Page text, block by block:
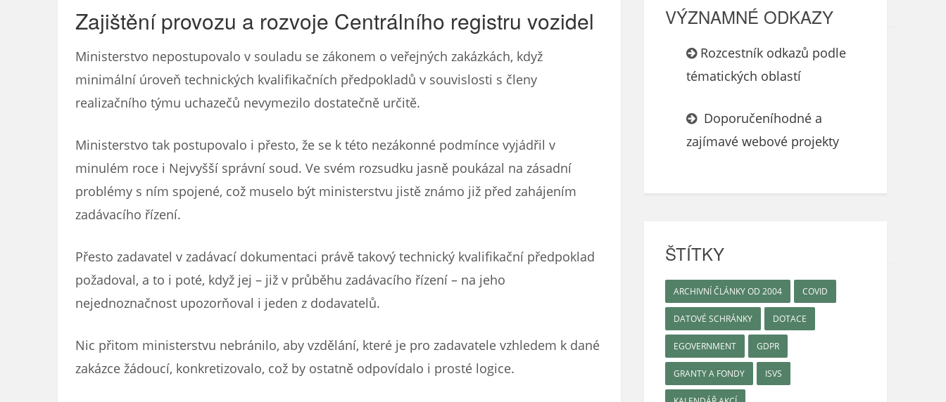
Zajištění provozu a rozvoje Centrálního registru vozidel
Ministerstvo nepostupovalo v souladu se zákonem o veřejných zakázkách, když
minimální úroveň technických kvalifikačních předpokladů v souvislosti s členy
realizačního týmu uchazečů nevymezilo dostatečně určitě.
Ministerstvo tak postupovalo i přesto, že se k této nezákonné podmínce vyjádřil v
minulém roce i Nejvyšší správní soud. Ve svém rozsudku jasně poukázal na zásadní
problémy s ním spojené, což muselo být ministerstvu jistě známo již před zahájením
zadávacího řízení.
Přesto zadavatel v zadávací dokumentaci právě takový technický kvalifikační předpoklad
požadoval, a to i poté, když jej – již v průběhu zadávacího řízení – na jeho
nejednoznačnost upozorňoval i jeden z dodavatelů.
Nic přitom ministerstvu nebránilo, aby vzdělání, které je pro zadavatele vzhledem k dané
zakázce žádoucí, konkretizovalo, což by ostatně odpovídalo i prosté logice.
VÝZNAMNÉ ODKAZY
Rozcestník odkazů podle
tématických oblastí
Doporučeníhodné a
zajímavé webové projekty
ŠTÍTKY
ARCHIVNÍ ČLÁNKY OD 2004 COVID
DATOVÉ SCHRÁNKY DOTACE
EGOVERNMENT GDPR
GRANTY A FONDY ISVS